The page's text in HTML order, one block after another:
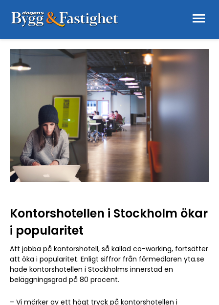
Kontorshotellen i Stockholm ökar
i popularitet
Att jobba på kontorshotell, så kallad co-working, fortsätter
att öka i popularitet. Enligt siffror från förmedlaren yta.se
hade kontorshotellen i Stockholms innerstad en
beläggningsgrad på 80 procent.
– Vi märker av ett högt tryck på kontorshotellen i